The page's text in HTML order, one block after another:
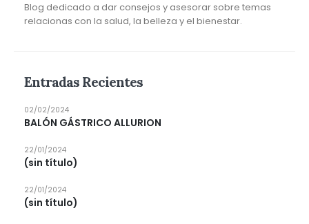
Blog dedicado a dar consejos y asesorar sobre temas
relacionas con la salud, la belleza y el bienestar.
Entradas Recientes
BALÓN GÁSTRICO ALLURION
02/02/2024
(sin título)
22/01/2024
(sin título)
22/01/2024